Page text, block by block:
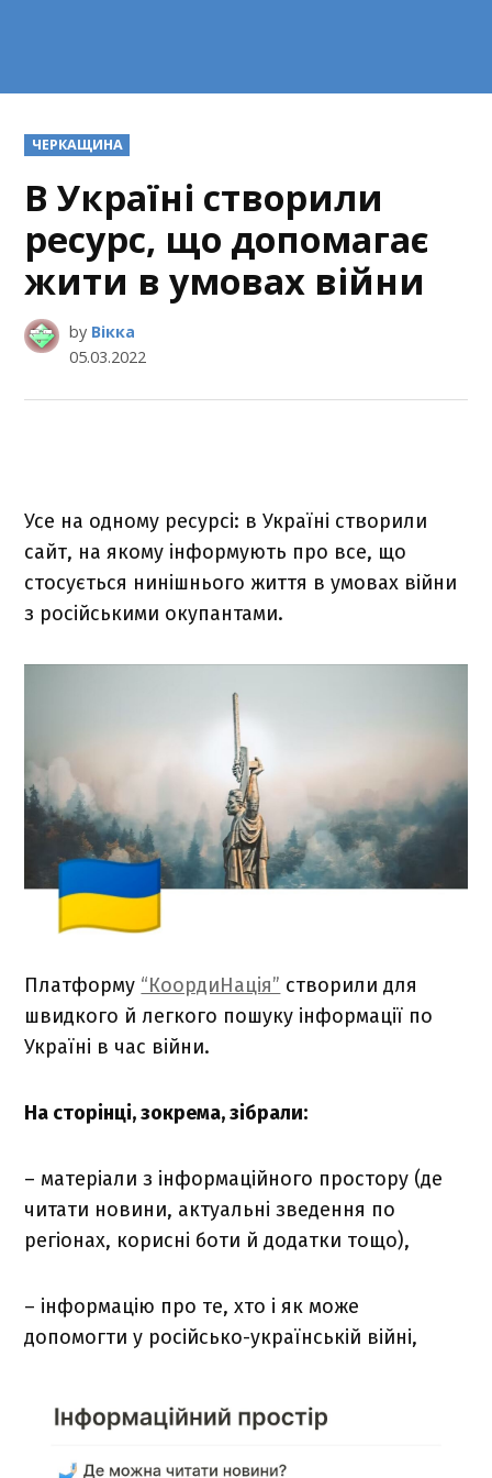
POSTED
IN
ЧЕРКАЩИНА
В Україні створили
ресурс, що допомагає
жити в умовах війни
by Вікка
05.03.2022
Усе на одному ресурсі: в Україні створили
сайт, на якому інформують про все, що
стосується нинішнього життя в умовах війни
з російськими окупантами.
Платформу “КоордиНація” створили для
швидкого й легкого пошуку інформації по
Україні в час війни.
На сторінці, зокрема, зібрали:
– матеріали з інформаційного простору (де
читати новини, актуальні зведення по
регіонах, корисні боти й додатки тощо),
– інформацію про те, хто і як може
допомогти у російсько-українській війні,